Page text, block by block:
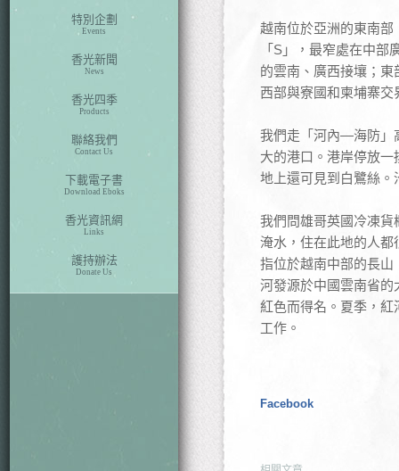
特別企劃
Events
香光新聞
News
香光四季
Products
聯絡我們
Contact Us
下載電子書
Download Eboks
香光資訊網
Links
護持辦法
Donate Us
越南位於亞洲的東南
「S」，最窄處在中
的雲南、廣西接壤；
西部與寮國和柬埔寨
我們走「河內—海防」
大的港口。港岸停放
地上還可見到白鷺絲
我們問雄哥英國冷凍
淹水，住在此地的人
指位於越南中部的長
河發源於中國雲南省
紅色而得名。夏季，
工作。
Facebook